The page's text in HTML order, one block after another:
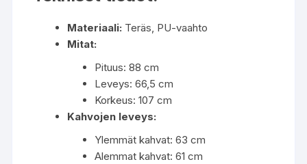
Materiaali: Teräs, PU-vaahto
Mitat:
Pituus: 88 cm
Leveys: 66,5 cm
Korkeus: 107 cm
Kahvojen leveys:
Ylemmät kahvat: 63 cm
Alemmat kahvat: 61 cm